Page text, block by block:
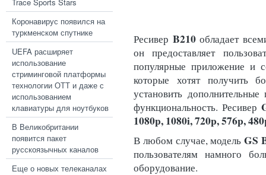
Коронавирус появился на
туркменском спутнике
UEFA расширяет
использование
стриминговой платформы
технологии ОТТ и даже с
использованием
клавиатуры для ноутбуков
В Великобритании
появится пакет
русскоязычных каналов
Еще о новых телеканалах
Ресивер B210обладает
он предоставляет
популярные приложение и
которые хотят получить
установить
функциональность. Ресивер
1080p, 1080i, 720p, 576p,
В любом случае, модельGS
пользователям намного
оборудование.